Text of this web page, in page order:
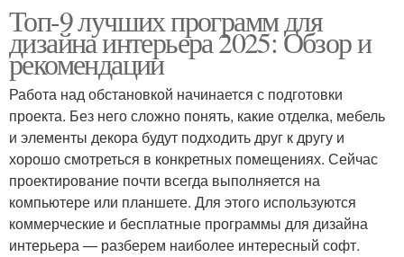
Топ-9 лучших программ для
дизайна интерьера 2025: Обзор и
рекомендации
Работа над обстановкой начинается с подготовки
проекта. Без него сложно понять, какие отделка, мебель
и элементы декора будут подходить друг к другу и
хорошо смотреться в конкретных помещениях. Сейчас
проектирование почти всегда выполняется на
компьютере или планшете. Для этого используются
коммерческие и бесплатные программы для дизайна
интерьера — разберем наиболее интересный софт.